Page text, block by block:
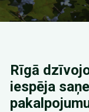
Rīgā
iespēja